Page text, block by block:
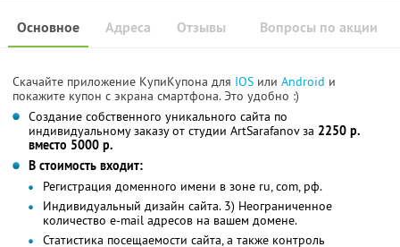
Основное Отзывы Вопросы по акции
Адреса
Скачайте приложение КупиКупона для IOS или Android и
покажите купон с экрана смартфона. Это удобно :)
Создание собственного уникального сайта по
индивидуальному заказу от студии ArtSarafanov за 2250 р.
вместо 5000 р.
В стоимость входит:
Регистрация доменного имени в зоне ru, com, рф.
Индивидуальный дизайн сайта. 3) Неограниченное
количество е-mail адресов на вашем домене.
Статистика посещаемости сайта, а также контроль